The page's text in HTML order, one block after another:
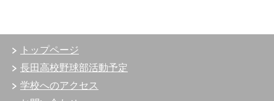
トップページ
長田高校野球部活動予定
学校へのアクセス